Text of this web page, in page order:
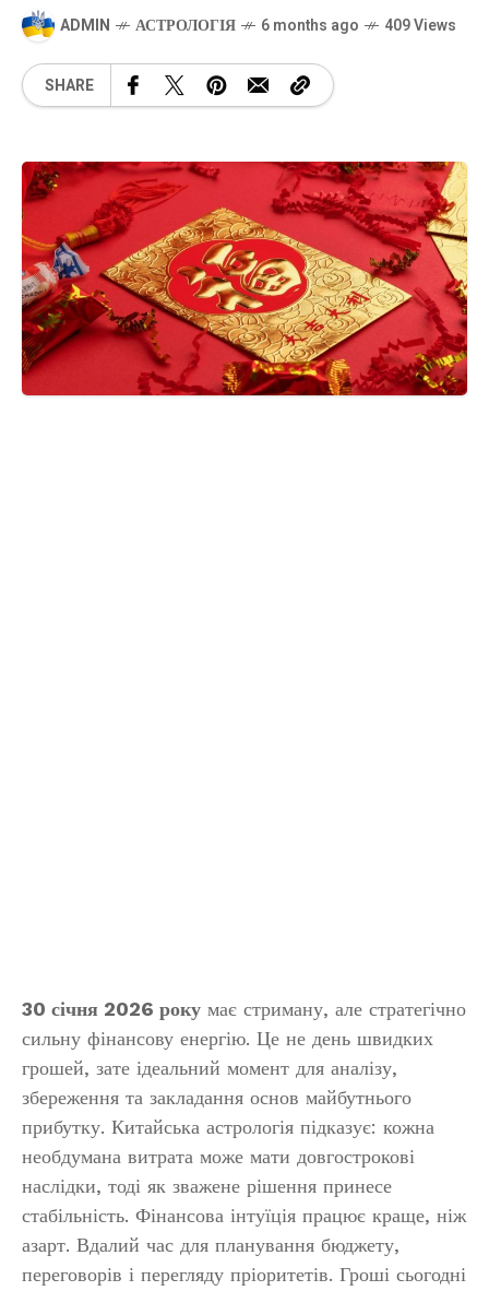
ADMIN АСТРОЛОГІЯ 6 months ago 409 Views
SHARE
30 січня 2026 року має стриману, але стратегічно
сильну фінансову енергію. Це не день швидких
грошей, зате ідеальний момент для аналізу,
збереження та закладання основ майбутнього
прибутку. Китайська астрологія підказує: кожна
необдумана витрата може мати довгострокові
наслідки, тоді як зважене рішення принесе
стабільність. Фінансова інтуїція працює краще, ніж
азарт. Вдалий час для планування бюджету,
переговорів і перегляду пріоритетів. Гроші сьогодні